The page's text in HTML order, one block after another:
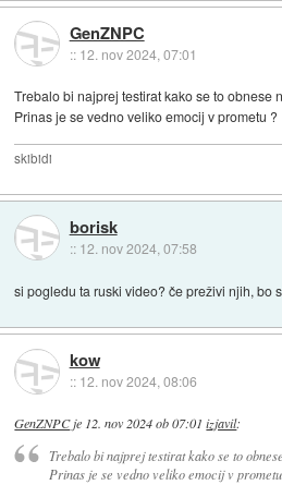
GenZNPC
:: 12. nov 2024, 07:01
Trebalo bi najprej testirat kako se to obnese
Prinas je se vedno veliko emocij v prometu ?
skibidi
borisk
:: 12. nov 2024, 07:58
si pogledu ta ruski video? če preživi njih, bo
kow
:: 12. nov 2024, 08:06
GenZNPCje 12. nov 2024 ob 07:01 izjavil:
Trebalo bi najprej testirat kako se to
Prinas je se vedno veliko emocij v